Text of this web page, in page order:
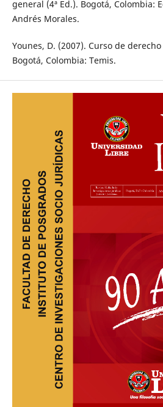
general (4ª Ed.). Bogotá, Colombia:
Andrés Morales.
Younes, D. (2007). Curso de
Bogotá, Colombia: Temis.